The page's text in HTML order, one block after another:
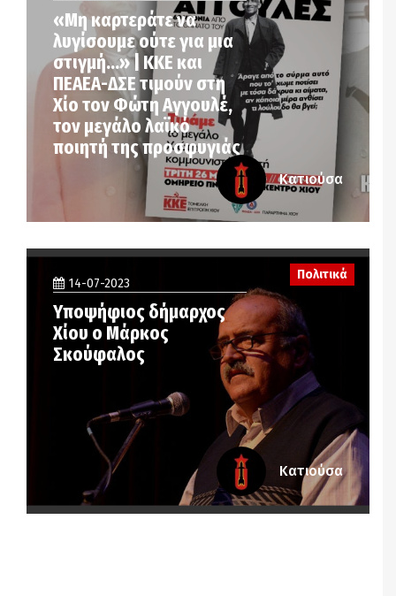
«Μη καρτεράτε να
λυγίσουμε ούτε για μια
στιγμή…» | ΚΚΕ και
ΠΕΑΕΑ-ΔΣΕ τιμούν στη
Χίο τον Φώτη Αγγουλέ,
τον μεγάλο λαϊκό
ποιητή της προσφυγιάς
Κατιούσα
14-07-2023
Υποψήφιος δήμαρχος
Χίου ο Μάρκος
Σκούφαλος
Πολιτικά
Κατιούσα